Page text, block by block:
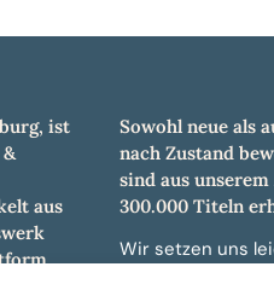
ist
aus
Sowohl neue als
nach Zustand
sind aus
300.000 Titeln
Wir setzen uns